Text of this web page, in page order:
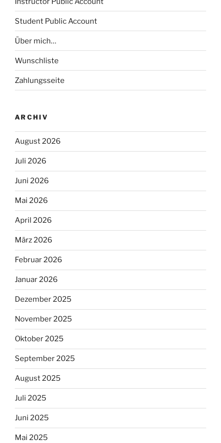
Student Public Account
Über mich…
Wunschliste
Zahlungsseite
ARCHIV
August 2026
Juli 2026
Juni 2026
Mai 2026
April 2026
März 2026
Februar 2026
Januar 2026
Dezember 2025
November 2025
Oktober 2025
September 2025
August 2025
Juli 2025
Juni 2025
Mai 2025